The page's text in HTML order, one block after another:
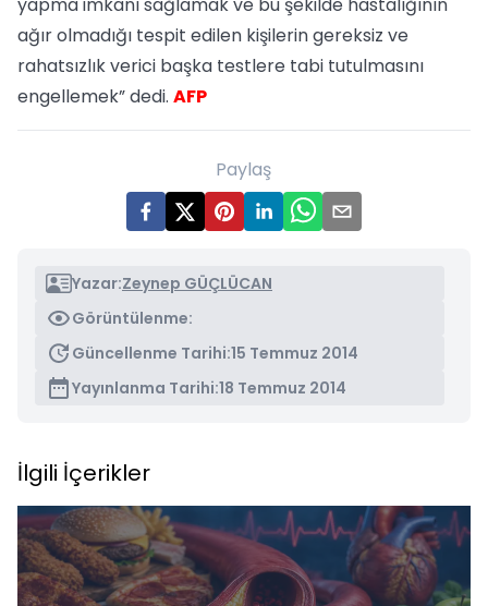
ağır olmadığı tespit edilen kişilerin gereksiz ve
rahatsızlık verici başka testlere tabi tutulmasını
engellemek” dedi. AFP
Paylaş
Yazar:Zeynep GÜÇLÜCAN
Görüntülenme:
Güncellenme Tarihi:15 Temmuz 2014
Yayınlanma Tarihi:18 Temmuz 2014
İlgili İçerikler